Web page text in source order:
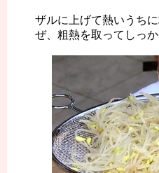
ザルに上げて熱いうち
ぜ、粗熱を取ってしっか